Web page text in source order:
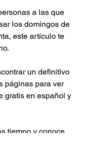
a las que
los domingos de
este artículo te
un definitivo
páginas para ver
gratis en español y
tiempo y conoce